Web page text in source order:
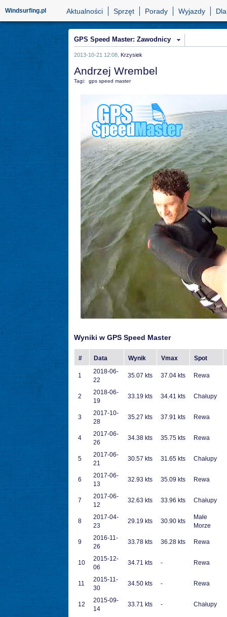
Windsurfing.pl Aktualności Sprzęt Porady Wyjazdy
GPS Speed Master: Zawodnicy
2013-10-21 12:08, Krzysiek
Andrzej Wrembel
Tagi: gps speed master
Wyniki w GPS Speed Master
# Data Wynik Vmax Spot
1
2018-06-
22
35.07 kts 37.04 kts Rewa
2
2018-06-
19
33.19 kts 34.41 kts Chałupy
3
2017-10-
28
35.27 kts 37.91 kts Rewa
4
2017-06-
26
34.38 kts 35.75 kts Rewa
5
2017-06-
21
30.57 kts 31.65 kts Chałupy
6
2017-06-
13
32.93 kts 35.09 kts Rewa
7
2017-06-
12
32.63 kts 33.96 kts Chałupy
8
2017-04-
23
29.19 kts 30.90 kts
Małe
Morze
9
2016-11-
26
33.78 kts 36.28 kts Rewa
10
2015-12-
06
34.71 kts - Rewa
11
2015-11-
30
34.50 kts - Rewa
12
2015-09-
14
33.71 kts - Chałupy